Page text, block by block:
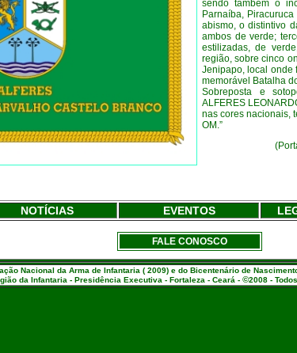
sendo também o
Parnaíba,
abismo, o distintivo
ambos de verde;
estilizadas, de
região, sobre cinco
Jenipapo, local onde
memorável Batalha
Sobreposta e
ALFERES
nas cores nacionais,
OM.”
NOTÍCIAS EVENTOS
FALE CONOSCO
Nacional da Arma de Infantaria ( 2009) e do Bicentenário de
da Infantaria - Presidência Executiva - Fortaleza - Ceará - ©2008 -